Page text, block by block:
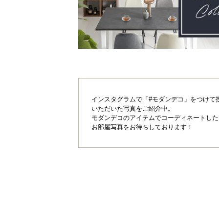
インスタグラムで「#モダンデコ」をつけて
いただいた写真をご紹介中。
モダンデコのアイテムでコーディネートし
お部屋写真をお待ちしております！